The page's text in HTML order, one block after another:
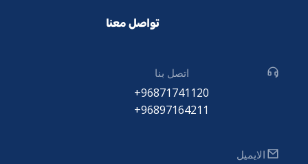
تواصل معنا
اتصل بنا
96871741120+
96897164211+
الايميل